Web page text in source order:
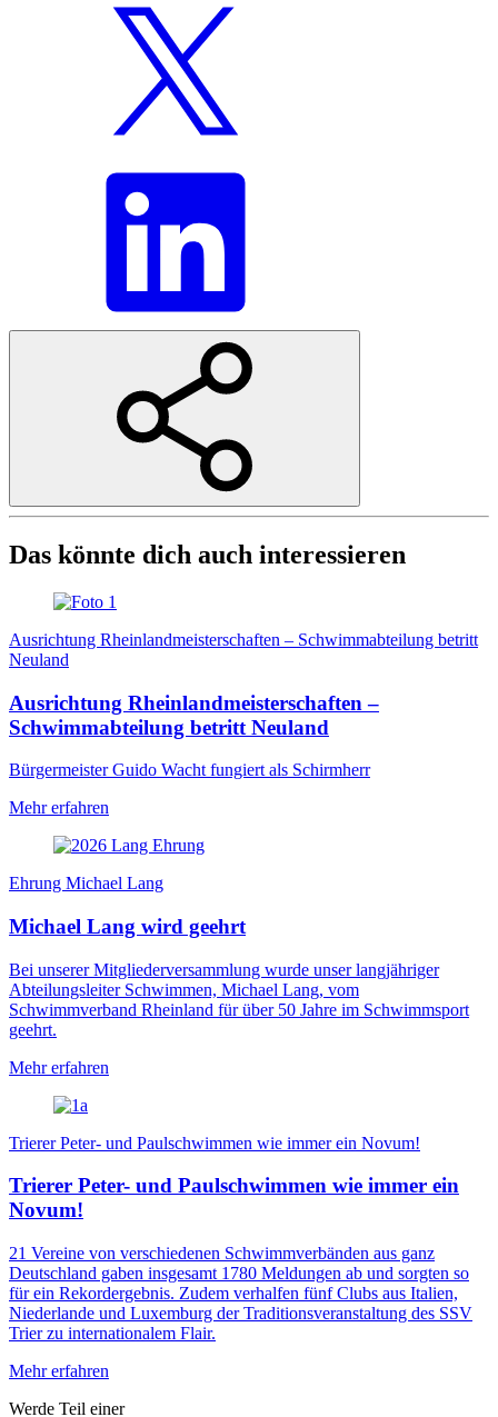
Das könnte dich auch interessieren
Ausrichtung Rheinlandmeisterschaften – Schwimmabteilung betritt
Neuland
Ausrichtung Rheinlandmeisterschaften –
Schwimmabteilung betritt Neuland
Bürgermeister Guido Wacht fungiert als Schirmherr
Mehr erfahren
Ehrung Michael Lang
Michael Lang wird geehrt
Bei unserer Mitgliederversammlung wurde unser langjähriger
Abteilungsleiter Schwimmen, Michael Lang, vom
Schwimmverband Rheinland für über 50 Jahre im Schwimmsport
geehrt.
Mehr erfahren
Trierer Peter- und Paulschwimmen wie immer ein Novum!
Trierer Peter- und Paulschwimmen wie immer ein
Novum!
21 Vereine von verschiedenen Schwimmverbänden aus ganz
Deutschland gaben insgesamt 1780 Meldungen ab und sorgten so
für ein Rekordergebnis. Zudem verhalfen fünf Clubs aus Italien,
Niederlande und Luxemburg der Traditionsveranstaltung des SSV
Trier zu internationalem Flair.
Mehr erfahren
Werde Teil einer